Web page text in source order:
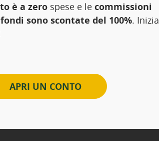
è a zero spese e le commissioni
sono scontate del 100%. Inizia
APRI UN CONTO